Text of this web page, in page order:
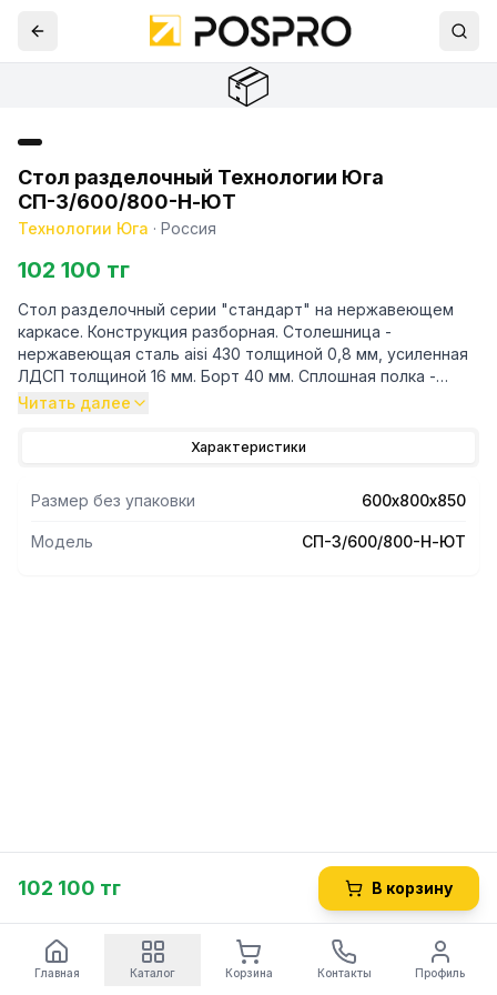
📦
Стол разделочный Технологии Юга
СП-3/600/800-Н-ЮТ
Технологии Юга · Россия
102 100 тг
Стол разделочный серии "стандарт" на нержавеющем
каркасе. Конструкция разборная. Столешница -
нержавеющая сталь aisi 430 толщиной 0,8 мм, усиленная
ЛДСП толщиной 16 мм. Борт 40 мм. Сплошная полка -
нержавеющая сталь толщиной 0,8 мм. Каркас - уголок
Читать далее
Характеристики
Размер без упаковки 600х800х850
Модель СП-3/600/800-Н-ЮТ
102 100 тг В корзину
Главная Каталог Корзина Контакты Профиль